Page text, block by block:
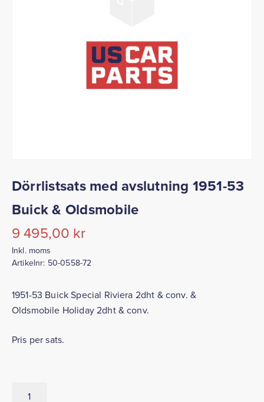
Dörrlistsats med avslutning 1951-53
Buick & Oldsmobile
9 495,00 kr
Inkl. moms
Artikelnr: 50-0558-72
1951-53 Buick Special Riviera 2dht & conv. &
Oldsmobile Holiday 2dht & conv.
Pris per sats.